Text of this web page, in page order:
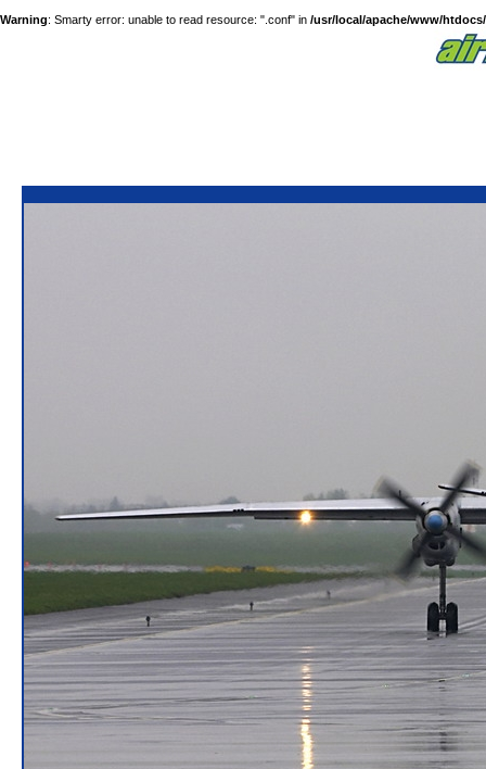
Warning: Smarty error: unable to read resource: ".conf" in /usr/local/apache/www/